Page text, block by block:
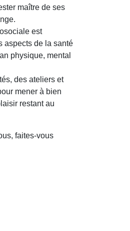
maître de ses
est
aspects de la santé
physique, mental
des ateliers et
mener à bien
restant au
faites-vous